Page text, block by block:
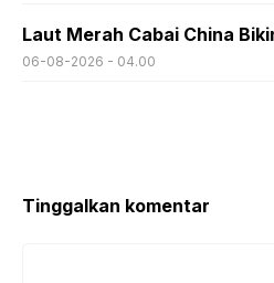
Laut Merah Cabai China
06-08-2026 - 04.00
Tinggalkan komentar